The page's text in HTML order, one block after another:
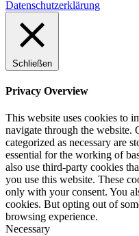
Datenschutzerklärung
Schließen
Privacy Overview
This website uses cookies to
navigate through the website.
categorized as necessary are
essential for the working of
also use third-party cookies
you use this website. These
only with your consent. You
cookies. But opting out of
browsing experience.
Necessary